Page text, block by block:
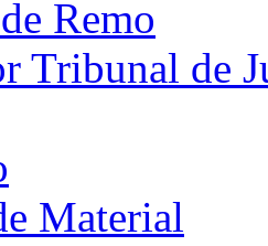
Remo
Tribunal de
Material